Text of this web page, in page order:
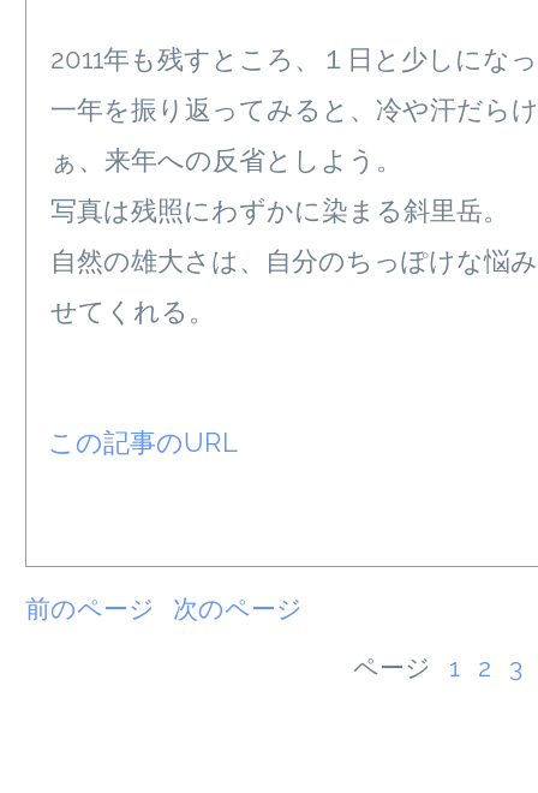
2011年も残すところ、１日と少しにな
一年を振り返ってみると、冷や汗だら
ぁ、来年への反省としよう。
写真は残照にわずかに染まる斜里岳。
自然の雄大さは、自分のちっぽけな悩
せてくれる。
この記事のURL
前のページ
次のページ
ページ
1 2 3